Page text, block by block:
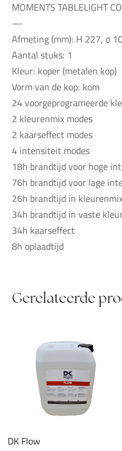
MOMENTS TABLELIGHT
—
Afmeting (mm): H 227, ø
Aantal stuks: 1
Kleur: koper (metalen kop)
Vorm van de kop: kom
24 voorgeprogrameerde
2 kleurenmix modes
2 kaarseffect modes
4 intensiteit modes
18h brandtijd voor hoge
76h brandtijd voor lage
26h brandtijd in
34h brandtijd in vaste
34h kaarseffect
8h oplaadtijd
Gerelateerde
DK Flow